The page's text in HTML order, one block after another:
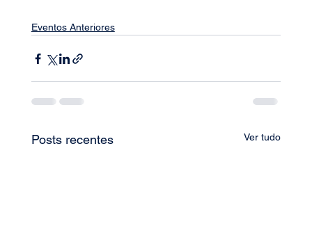
Eventos Anteriores
Posts recentes Ver tudo